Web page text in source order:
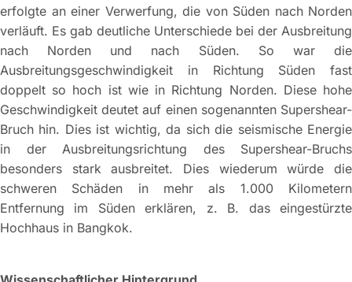
erfolgte an einer Verwerfung, die von Süden nach Norden
verläuft. Es gab deutliche Unterschiede bei der Ausbreitung
nach Norden und nach Süden. So war die
Ausbreitungsgeschwindigkeit in Richtung Süden fast
doppelt so hoch ist wie in Richtung Norden. Diese hohe
Geschwindigkeit deutet auf einen sogenannten Supershear-
Bruch hin. Dies ist wichtig, da sich die seismische Energie
in der Ausbreitungsrichtung des Supershear-Bruchs
besonders stark ausbreitet. Dies wiederum würde die
schweren Schäden in mehr als 1.000 Kilometern
Entfernung im Süden erklären, z. B. das eingestürzte
Hochhaus in Bangkok.